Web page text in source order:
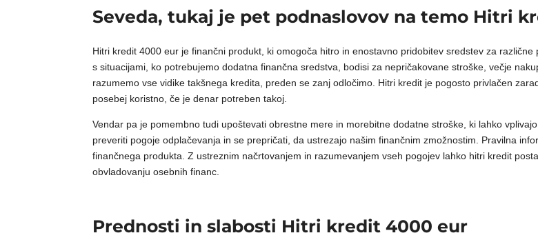
Seveda, tukaj je pet podnaslovov na temo Hitri
Hitri kredit 4000 eur je finančni produkt, ki omogoča hitro in enostavno pridobitev sredstev za
s situacijami, ko potrebujemo dodatna finančna sredstva, bodisi za nepričakovane stroške, večje
razumemo vse vidike takšnega kredita, preden se zanj odločimo. Hitri kredit je pogosto privlačen
posebej koristno, če je denar potreben takoj.
Vendar pa je pomembno tudi upoštevati obrestne mere in morebitne dodatne stroške, ki lahko
preveriti pogoje odplačevanja in se prepričati, da ustrezajo našim finančnim zmožnostim. Pravilna
finančnega produkta. Z ustreznim načrtovanjem in razumevanjem vseh pogojev lahko hitri kredit
obvladovanju osebnih financ.
Prednosti in slabosti Hitri kredit 4000 eur